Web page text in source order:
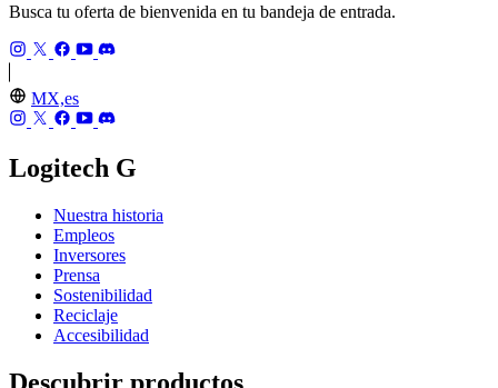
Busca tu oferta de bienvenida en tu bandeja de entrada.
MX,es
Logitech G
Nuestra historia
Empleos
Inversores
Prensa
Sostenibilidad
Reciclaje
Accesibilidad
Descubrir productos